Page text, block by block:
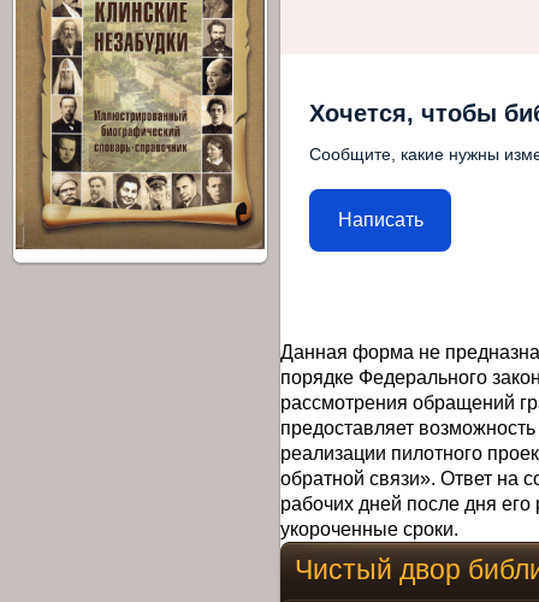
Хочется, чтобы
Сообщите, какие нужны
Написать
Данная форма не
порядке Федерального
рассмотрения обращений
предоставляет
реализации пилотного
обратной связи». Ответ на
рабочих дней после дня
укороченные сроки.
Чистый двор